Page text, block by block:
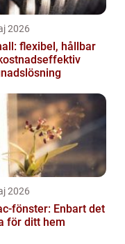
2026
flexibel, hållbar
2026
fönster: Enbart det
för ditt hem